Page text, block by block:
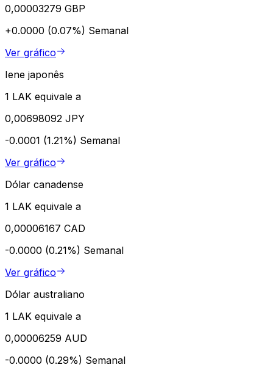
0,00003279 GBP
+0.0000 (0.07%) Semanal
Ver gráfico
Iene japonês
1 LAK equivale a
0,00698092 JPY
-0.0001 (1.21%) Semanal
Ver gráfico
Dólar canadense
1 LAK equivale a
0,00006167 CAD
-0.0000 (0.21%) Semanal
Ver gráfico
Dólar australiano
1 LAK equivale a
0,00006259 AUD
-0.0000 (0.29%) Semanal